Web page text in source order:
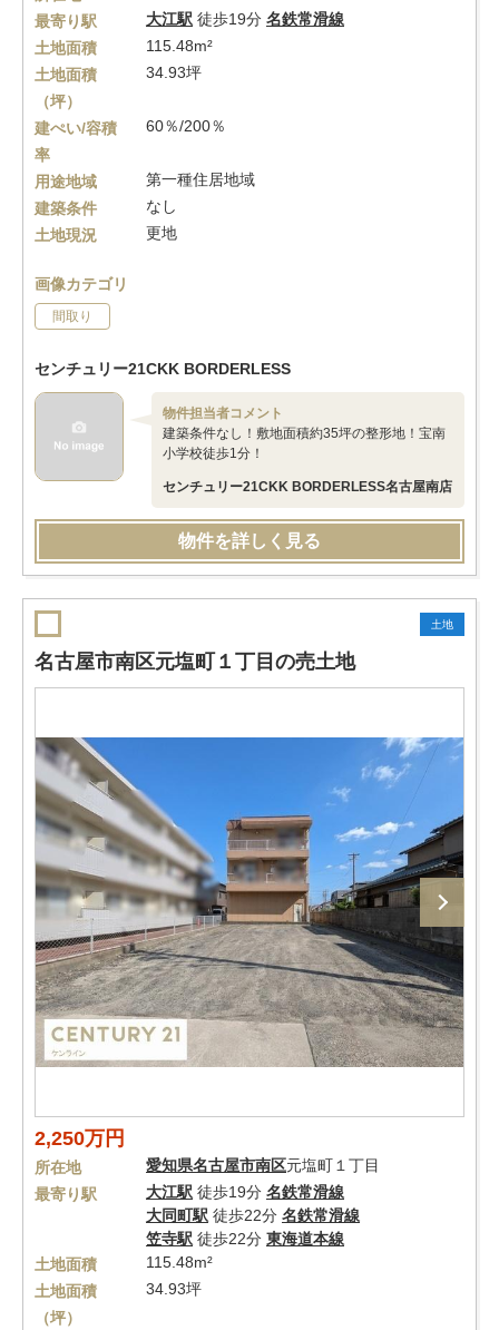
最寄り駅
大江駅 徒歩19分 名鉄常滑線
土地面積
115.48m²
土地面積
（坪）
34.93坪
建ぺい/容積
率
60％/200％
用途地域
第一種住居地域
建築条件
なし
土地現況
更地
画像カテゴリ
間取り
センチュリー21CKK BORDERLESS
物件担当者コメント
建築条件なし！敷地面積約35坪の整形地！宝南
小学校徒歩1分！
センチュリー21CKK BORDERLESS名古屋南店
物件を詳しく見る
土地
名古屋市南区元塩町１丁目の売土地
2,250万円
所在地 愛知県名古屋市南区元塩町１丁目
最寄り駅
大江駅 徒歩19分 名鉄常滑線
大同町駅 徒歩22分 名鉄常滑線
笠寺駅 徒歩22分 東海道本線
土地面積
115.48m²
土地面積
（坪）
34.93坪